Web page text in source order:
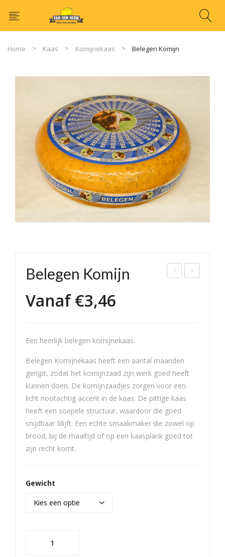
Home Kaas Komijnekaas Belegen Komijn
Belegen Komijn
Vanaf€3,46
Een heerlijk belegen komijnekaas.
Belegen Komijnekaas heeft een aantal maanden
gerijpt, zodat het komijnzaad zijn werk goed heeft
kunnen doen. De komijnzaadjes zorgen voor een
licht nootachtig accent in de kaas. De pittige kaas
heeft een soepele structuur, waardoor die goed
snijdbaar blijft. Een echte smaakmaker die zowel op
brood, bij de maaltijd of op een kaasplank goed tot
zijn recht komt.
Gewicht